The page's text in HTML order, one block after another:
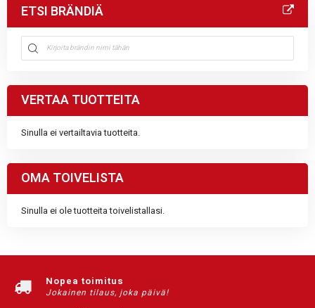
ETSI BRÄNDIÄ
VERTAA TUOTTEITA
Sinulla ei vertailtavia tuotteita.
OMA TOIVELISTA
Sinulla ei ole tuotteita toivelistallasi.
Nopea toimitus
Jokainen tilaus, joka päivä!